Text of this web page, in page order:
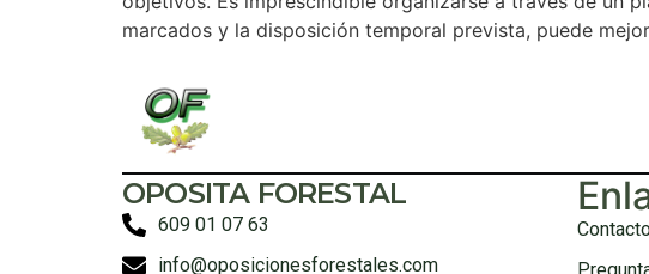
marcados y la disposición temporal prevista, puede
OPOSITA FORESTAL
609 01 07 63
info@oposicionesforestales.com